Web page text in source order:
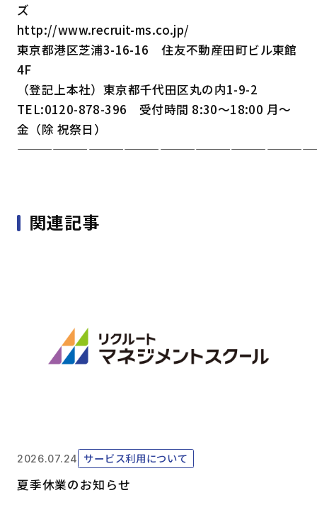
ズ
http://www.recruit-ms.co.jp/
東京都港区芝浦3-16-16 住友不動産田町ビル東館
4F
（登記上本社）東京都千代田区丸の内1-9-2
TEL:0120-878-396 受付時間 8:30～18:00 月～
金（除 祝祭日）
関連記事
2026.07.24 サービス利用について
夏季休業のお知らせ